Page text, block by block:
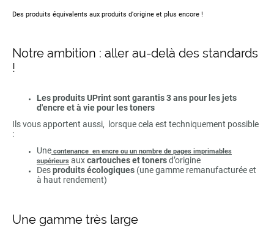
Des produits équivalents aux produits d'origine et plus encore !
Notre ambition : aller au-delà des standards
!
Les produits UPrint sont garantis 3 ans pour les jets
d'encre et à vie pour les toners
Ils vous apportent aussi, lorsque cela est techniquement possible
:
Une contenance en encre ou un nombre de pages imprimables
supérieurs auxcartouches et tonersd’origine
Desproduits écologiques (une gamme remanufacturée et
à haut rendement)
Une gamme très large